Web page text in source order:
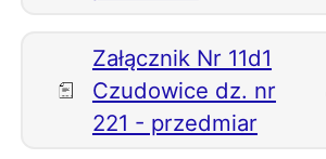
Załącznik Nr 11d1
Czudowice dz. nr
221 - przedmiar